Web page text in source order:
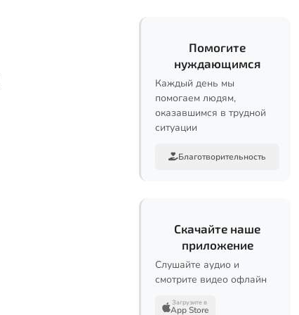
Помогите
нуждающимся
Каждый день мы
помогаем людям,
оказавшимся в трудной
ситуации
Благотворительность
Скачайте наше
приложение
Слушайте аудио и
смотрите видео офлайн
Загрузите в
App Store